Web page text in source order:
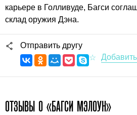
карьере в Голливуде, Багси
склад оружия Дэна.
Отправить другу
ОТЗЫВЫ О «БАГСИ МЭЛОУН»